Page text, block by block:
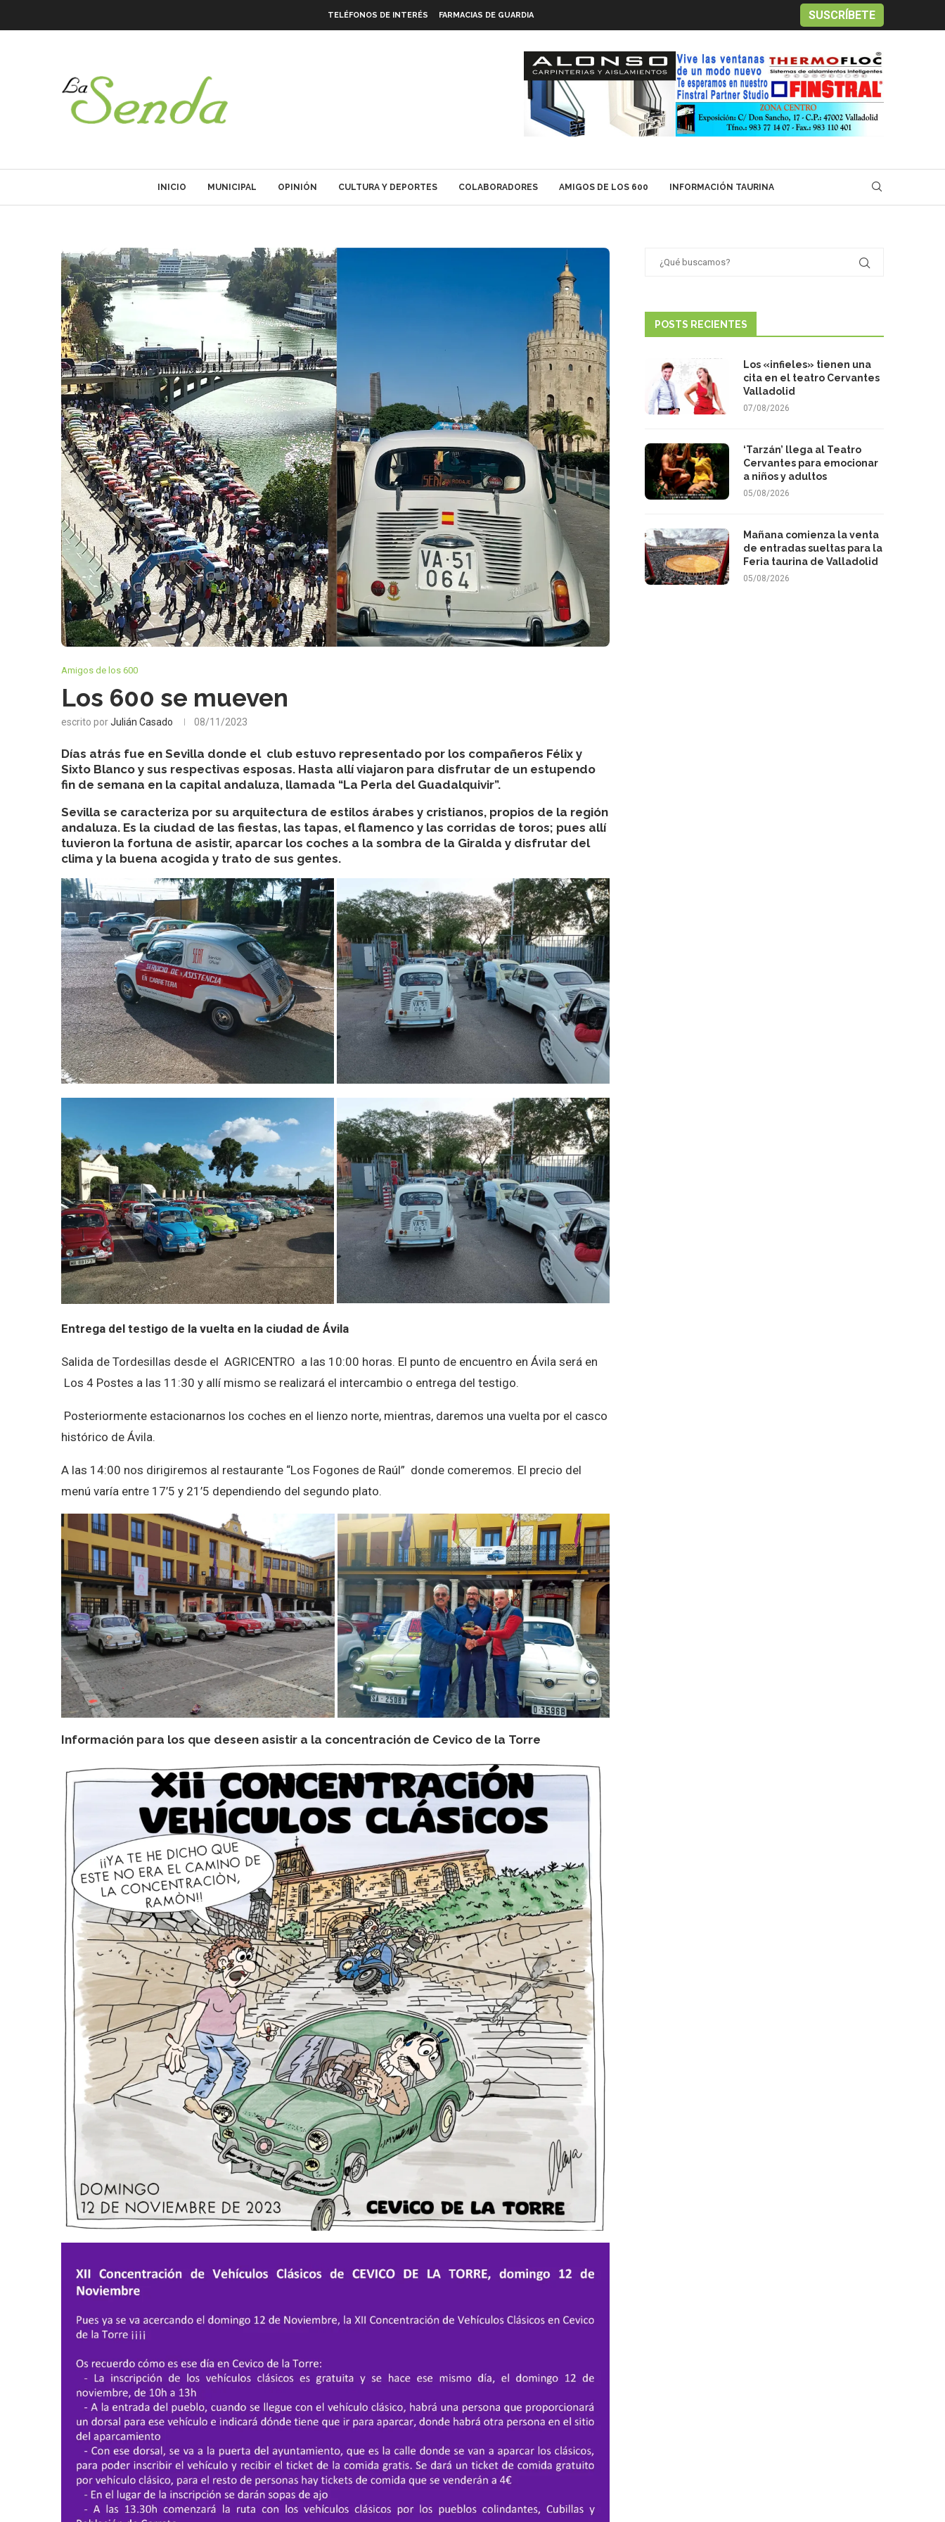
TELÉFONOS DE INTERÉS FARMACIAS DE GUARDIA SUSCRÍBETE
INICIO MUNICIPAL OPINIÓN CULTURA Y DEPORTES COLABORADORES AMIGOS DE LOS 600 INFORMACIÓN TAURINA
Amigos de los 600
Los 600 se mueven
escrito porJulián Casado 08/11/2023
Días atrás fue en Sevilla donde el club estuvo representado por los compañeros Félix y
Sixto Blanco y sus respectivas esposas. Hasta allí viajaron para disfrutar de un estupendo
fin de semana en la capital andaluza, llamada “La Perla del Guadalquivir”.
Sevilla se caracteriza por su arquitectura de estilos árabes y cristianos, propios de la región
andaluza. Es la ciudad de las fiestas, las tapas, el flamenco y las corridas de toros; pues allí
tuvieron la fortuna de asistir, aparcar los coches a la sombra de la Giralda y disfrutar del
clima y la buena acogida y trato de sus gentes.
Entrega del testigo de la vuelta en la ciudad de Ávila
Salida de Tordesillas desde el AGRICENTRO a las 10:00 horas. El punto de encuentro en Ávila será en
Los 4 Postes a las 11:30 y allí mismo se realizará el intercambio o entrega del testigo.
Posteriormente estacionarnos los coches en el lienzo norte, mientras, daremos una vuelta por el casco
histórico de Ávila.
A las 14:00 nos dirigiremos al restaurante “Los Fogones de Raúl” donde comeremos. El precio del
menú varía entre 17’5 y 21’5 dependiendo del segundo plato.
Información para los que deseen asistir a la concentración de Cevico de la Torre
POSTS RECIENTES
Los «infieles» tienen una
cita en el teatro Cervantes
Valladolid
07/08/2026
‘Tarzán’ llega al Teatro
Cervantes para emocionar
a niños y adultos
05/08/2026
Mañana comienza la venta
de entradas sueltas para la
Feria taurina de Valladolid
05/08/2026